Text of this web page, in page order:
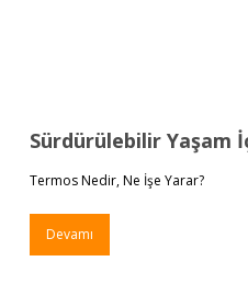
Termos Nedir, Ne İşe Yarar?
Devamı